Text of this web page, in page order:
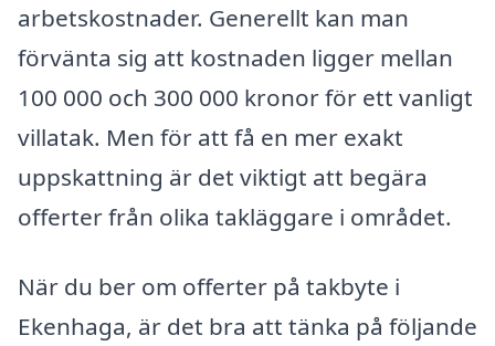
arbetskostnader. Generellt kan man
förvänta sig att kostnaden ligger mellan
100 000 och 300 000 kronor för ett vanligt
villatak. Men för att få en mer exakt
uppskattning är det viktigt att begära
offerter från olika takläggare i området.
När du ber om offerter på takbyte i
Ekenhaga, är det bra att tänka på följande